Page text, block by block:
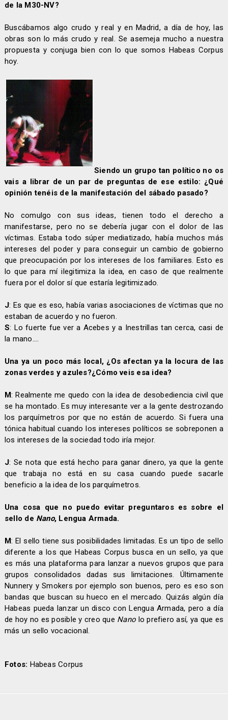
de la M30-NV?
Buscábamos algo crudo y real y en Madrid, a día de hoy, las
obras son lo más crudo y real. Se asemeja mucho a nuestra
propuesta y conjuga bien con lo que somos Habeas Corpus
hoy.
Siendo un grupo tan político no os
vais a librar de un par de preguntas de ese estilo: ¿Qué
opinión tenéis de la manifestación del sábado pasado?
No comulgo con sus ideas, tienen todo el derecho a
manifestarse, pero no se debería jugar con el dolor de las
víctimas. Estaba todo súper mediatizado, había muchos más
intereses del poder y para conseguir un cambio de gobierno
que preocupación por los intereses de los familiares. Esto es
lo que para mí ilegitimiza la idea, en caso de que realmente
fuera por el dolor sí que estaría legitimizado.
J: Es que es eso, había varias asociaciones de víctimas que no
estaban de acuerdo y no fueron.
S: Lo fuerte fue ver a Acebes y a Inestrillas tan cerca, casi de
la mano….
Una ya un poco más local, ¿Os afectan ya la locura de las
zonas verdes y azules?¿Cómo veis esa idea?
M: Realmente me quedo con la idea de desobediencia civil que
se ha montado. Es muy interesante ver a la gente destrozando
los parquímetros por que no están de acuerdo. Si fuera una
tónica habitual cuando los intereses políticos se sobreponen a
los intereses de la sociedad todo iría mejor.
J: Se nota que está hecho para ganar dinero, ya que la gente
que trabaja no está en su casa cuando puede sacarle
beneficio a la idea de los parquímetros.
Una cosa que no puedo evitar preguntaros es sobre el
sello de Nano, Lengua Armada.
M: El sello tiene sus posibilidades limitadas. Es un tipo de sello
diferente a los que Habeas Corpus busca en un sello, ya que
es más una plataforma para lanzar a nuevos grupos que para
grupos consolidados dadas sus limitaciones. Últimamente
Nunnery y Smokers por ejemplo son buenos, pero es eso son
bandas que buscan su hueco en el mercado. Quizás algún día
Habeas pueda lanzar un disco con Lengua Armada, pero a día
de hoy no es posible y creo que Nano lo prefiero así, ya que es
más un sello vocacional.
Fotos: Habeas Corpus